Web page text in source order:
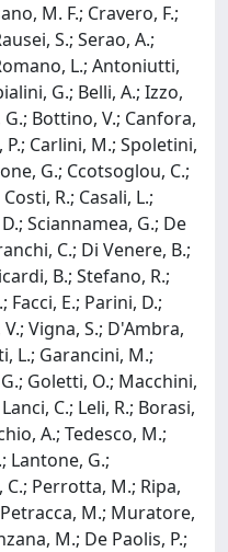
M. F.; Cravero, F.;
S.; Serao, A.;
L.; Antoniutti,
G.; Belli, A.; Izzo,
G.; Bottino, V.; Canfora,
P.; Carlini, M.; Spoletini,
G.; Ccotsoglou, C.;
R.; Casali, L.;
Sciannamea, G.; De
C.; Di Venere, B.;
B.; Stefano, R.;
E.; Parini, D.;
Vigna, S.; D'Ambra,
L.; Garancini, M.;
Goletti, O.; Macchini,
C.; Leli, R.; Borasi,
A.; Tedesco, M.;
Lantone, G.;
Perrotta, M.; Ripa,
M.; Muratore,
M.; De Paolis, P.;